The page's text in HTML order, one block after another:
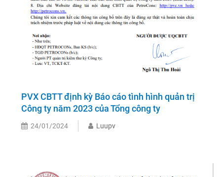
PVX CBTT định kỳ Báo cáo tình hình quản trị
Công ty năm 2023 của Tổng công ty
24/01/2024 Luupv